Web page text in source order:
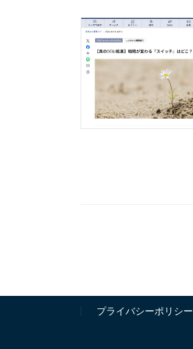
の
ペプライバシーポリシー